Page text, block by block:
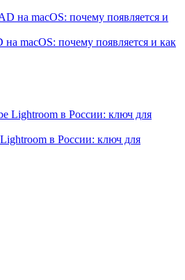
macOS: почему появляется и как
в России: ключ для